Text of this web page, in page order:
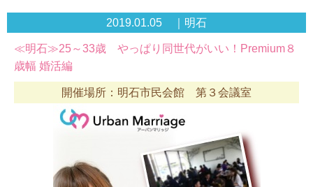
2019.01.05 ｜明石
≪明石≫25～33歳 やっぱり同世代がいい！Premium８
歳幅 婚活編
開催場所：明石市民会館 第３会議室